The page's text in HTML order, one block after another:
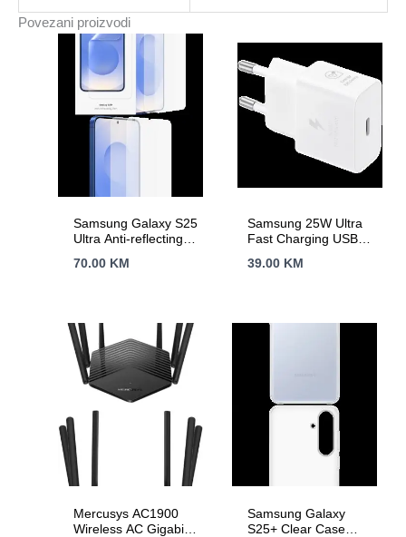
Povezani proizvodi
Samsung Galaxy S25
Ultra Anti-reflecting
Transparent
70.00 KM
Samsung 25W Ultra
Fast Charging USB-C
(cable included)
39.00 KM
Mercusys AC1900
Wireless AC Gigabit
Samsung Galaxy
S25+ Clear Case